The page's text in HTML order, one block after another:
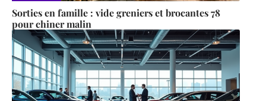
Sorties en famille : vide greniers et brocantes 78
pour chiner malin